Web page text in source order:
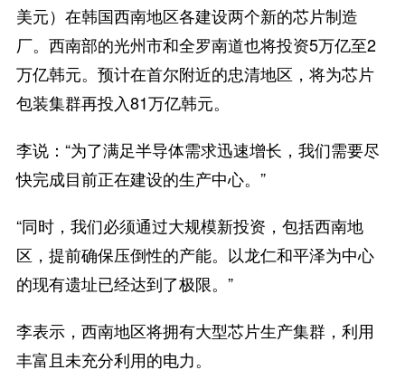
美元）在韩国西南地区各建设两个新的芯片制造
厂。西南部的光州市和全罗南道也将投资5万亿至2
万亿韩元。预计在首尔附近的忠清地区，将为芯片
包装集群再投入81万亿韩元。
李说：“为了满足半导体需求迅速增长，我们需要尽
快完成目前正在建设的生产中心。”
“同时，我们必须通过大规模新投资，包括西南地
区，提前确保压倒性的产能。以龙仁和平泽为中心
的现有遗址已经达到了极限。”
李表示，西南地区将拥有大型芯片生产集群，利用
丰富且未充分利用的电力。